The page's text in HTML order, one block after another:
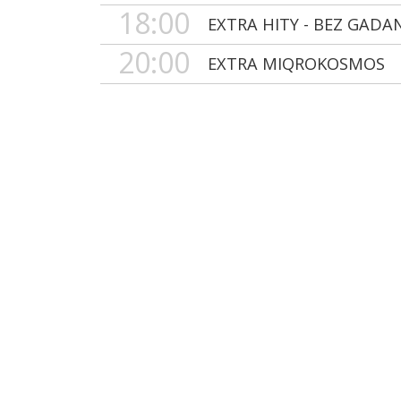
18:00
EXTRA HITY - BEZ
20:00 EXTRA MIQROKOSMOS